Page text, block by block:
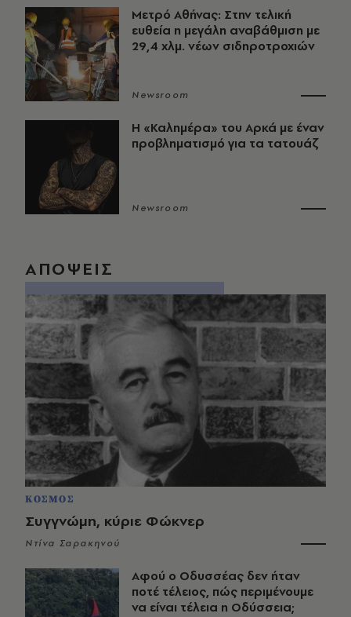
Μετρό Αθήνας: Στην τελική
ευθεία η μεγάλη αναβάθμιση με
29,4 χλμ. νέων σιδηροτροχιών
Newsroom
Η «Καλημέρα» του Αρκά με έναν
προβληματισμό για τα τατουάζ
Newsroom
ΑΠΟΨΕΙΣ
ΚΟΣΜΟΣ
Συγγνώμη, κύριε Φώκνερ
Ντίνα Σαρακηνού
Αφού ο Οδυσσέας δεν ήταν
ποτέ τέλειος, πώς περιμένουμε
να είναι τέλεια η Οδύσσεια;